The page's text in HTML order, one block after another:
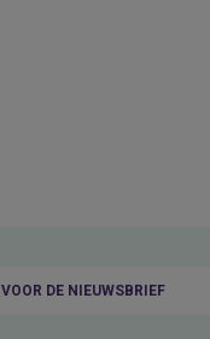
DE NIEUWSBRIEF